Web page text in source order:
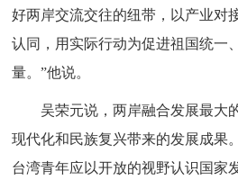
好两岸交流交往的纽带，以产业对
认同，用实际行动为促进祖国统一
量。”他说。
吴荣元说，两岸融合发展最大
现代化和民族复兴带来的发展成果
台湾青年应以开放的视野认识国家